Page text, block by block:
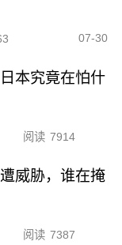
07-30
本究竟在怕什
阅读 7914
威胁，谁在掩
阅读 7387